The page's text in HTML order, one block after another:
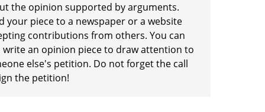
the opinion supported by arguments.
your piece to a newspaper or a website
contributions from others. You can
write an opinion piece to draw attention to
else's petition. Do not forget the call
the petition!